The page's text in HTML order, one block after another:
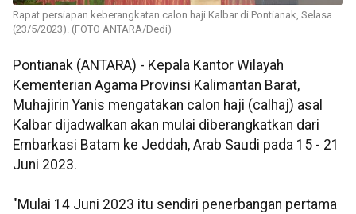
Rapat persiapan keberangkatan calon haji Kalbar di Pontianak, Selasa
(23/5/2023). (FOTO ANTARA/Dedi)
Pontianak (ANTARA) - Kepala Kantor Wilayah
Kementerian Agama Provinsi Kalimantan Barat,
Muhajirin Yanis mengatakan calon haji (calhaj) asal
Kalbar dijadwalkan akan mulai diberangkatkan dari
Embarkasi Batam ke Jeddah, Arab Saudi pada 15 - 21
Juni 2023.
"Mulai 14 Juni 2023 itu sendiri penerbangan pertama